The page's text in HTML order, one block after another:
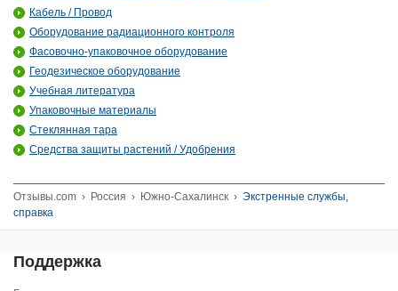
Кабель / Провод
Оборудование радиационного контроля
Фасовочно-упаковочное оборудование
Геодезическое оборудование
Учебная литература
Упаковочные материалы
Стеклянная тара
Средства защиты растений / Удобрения
Отзывы.com › Россия › Южно-Сахалинск › Экстренные службы,
справка
Поддержка